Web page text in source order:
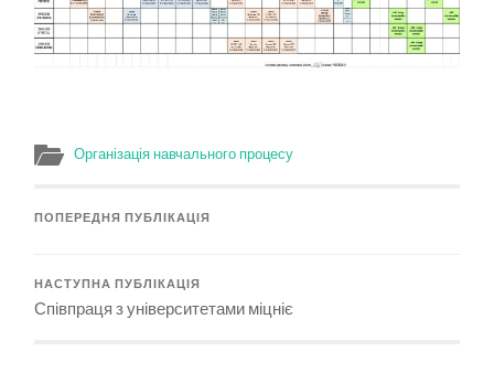
Організація навчального процесу
ПОПЕРЕДНЯ ПУБЛІКАЦІЯ
НАСТУПНА ПУБЛІКАЦІЯ
Співпраця з університетами міцніє